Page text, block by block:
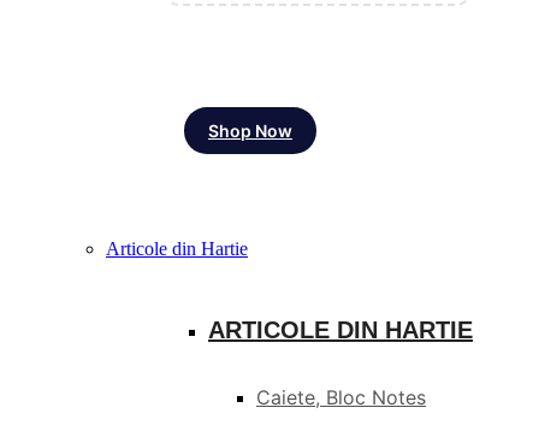
Shop Now
Articole din Hartie
ARTICOLE DIN HARTIE
Caiete, Bloc Notes